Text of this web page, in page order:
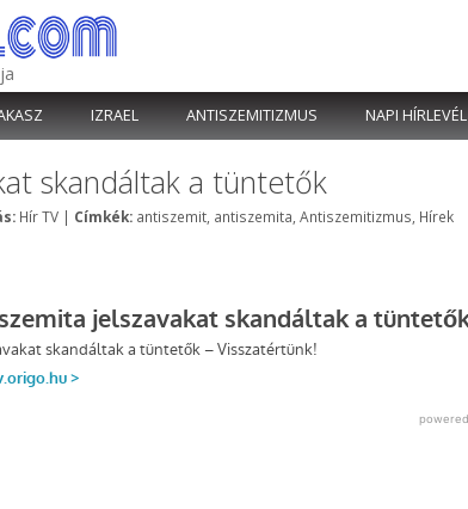
IZRAEL ANTISZEMITIZMUS NAPI HÍRLEVÉL
skandáltak a tüntetők
Kategória
Hír TV | Címkék: Címkék
antiszemit antiszemita Antiszemitizmus Hírek